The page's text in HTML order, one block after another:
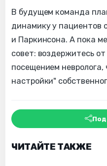
В будущем команда
динамику у пациентов
и Паркинсона. А пока
совет: воздержитесь
посещением невролога,
настройки"
ЧИТАЙТЕ ТАКЖЕ